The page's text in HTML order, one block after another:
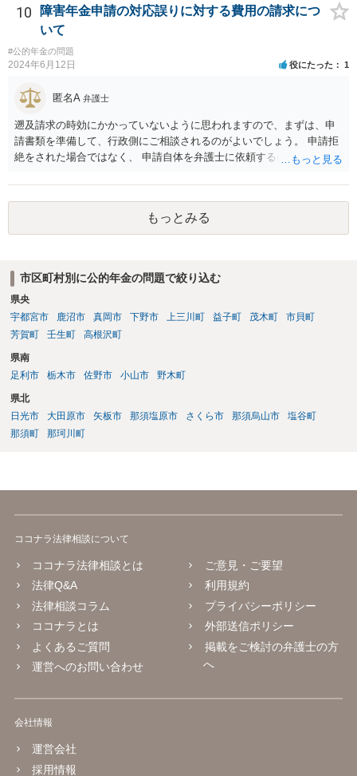
10
障害年金申請の対応誤りに対する費用の請求につ
いて
#公的年金の問題
2024年6月12日 役にたった 1
匿名A 弁護士
遡及請求の時効にかかっていないように思われますので、まずは、申
請書類を準備して、行政側にご相談されるのがよいでしょう。 申請拒
絶をされた場合ではなく、 申請自体を弁護士に依頼するのは費用対効
もっとみる
市区町村別に公的年金の問題で絞り込む
県央
宇都宮市
鹿沼市 真岡市 下野市 上三川町 益子町 茂木町
市貝町
芳賀町
壬生町 高根沢町
県南
足利市
栃木市 佐野市 小山市 野木町
県北
日光市
大田原市 矢板市 那須塩原市 さくら市 那須烏山市
塩谷町
那須町
那珂川町
ココナラ法律相談について
ココナラ法律相談とは
法律Q&A
法律相談コラム
ココナラとは
よくあるご質問
運営へのお問い合わせ
ご意見・ご要望
利用規約
プライバシーポリシー
外部送信ポリシー
掲載をご検討の弁護士の方
へ
会社情報
運営会社
採用情報